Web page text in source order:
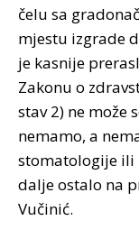
čelu sa
mjestu izgrade
je kasnije
Zakonu o
stav 2) ne može
nemamo, a
stomatologije ili
dalje ostalo na
Vučinić.